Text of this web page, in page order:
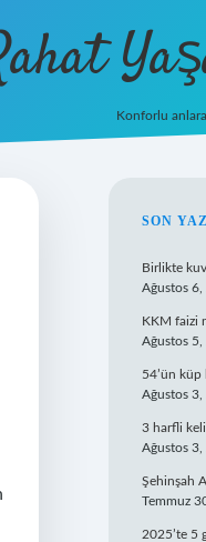
Konforlu
SON
Birlikte
Ağustos
KKM faizi
Ağustos
54’ün küp
Ağustos
3 harfli
Ağustos
Şehinşah
Temmuz
2025’te 5